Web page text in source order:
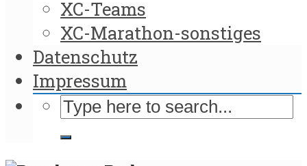
XC-Teams
XC-Marathon-sonstiges
Datenschutz
Impressum